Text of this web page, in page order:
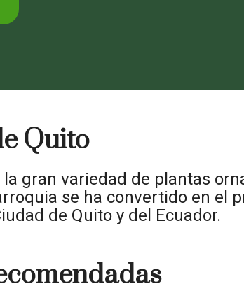
Quito
gran variedad de plantas
se ha convertido en el
de Quito y del Ecuador.